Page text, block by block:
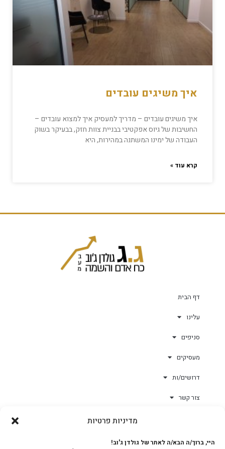
מדיניות פרטיות
היי, ברוך/ה הבא/ה לאתר של גולדן ג'וב!
איך משיגים עובדים
איך משיגים עובדים – מדריך למעסיק איך למצוא עובדים –
החשיבות של גיוס אפקטיבי בבניית צוות חזק, בבעיקר בשוק
העבודה של ימינו המשתנה במהירות, היא
קרא עוד »
דף הבית
עלינו
סניפים
מעסיקים
דרושים/ות
צור קשר